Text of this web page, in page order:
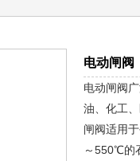
电动闸阀
电动闸阀广泛
油、化工
闸阀适用
～550℃的石